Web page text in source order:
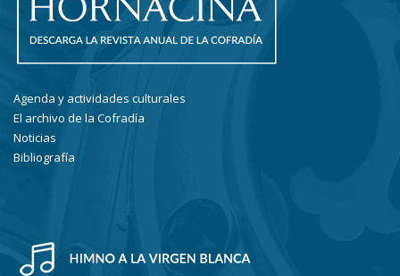
Agenda y actividades culturales
El archivo de la Cofradía
Noticias
Bibliografía